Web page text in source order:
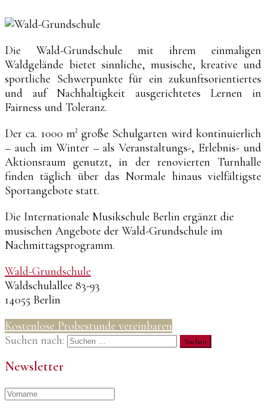
Die Wald-Grundschule mit ihrem einmaligen
Waldgelände bietet sinnliche, musische, kreative und
sportliche Schwerpunkte für ein zukunftsorientiertes
und auf Nachhaltigkeit ausgerichtetes Lernen in
Fairness und Toleranz.
Der ca. 1000 m² große Schulgarten wird kontinuierlich
– auch im Winter – als Veranstaltungs-, Erlebnis- und
Aktionsraum genutzt, in der renovierten Turnhalle
finden täglich über das Normale hinaus vielfältigste
Sportangebote statt.
Die Internationale Musikschule Berlin ergänzt die
musischen Angebote der Wald-Grundschule im
Nachmittagsprogramm.
Wald-Grundschule
Waldschulallee 83-93
14055 Berlin
Kostenlose Probestunde vereinbaren
Suchen nach:
Newsletter